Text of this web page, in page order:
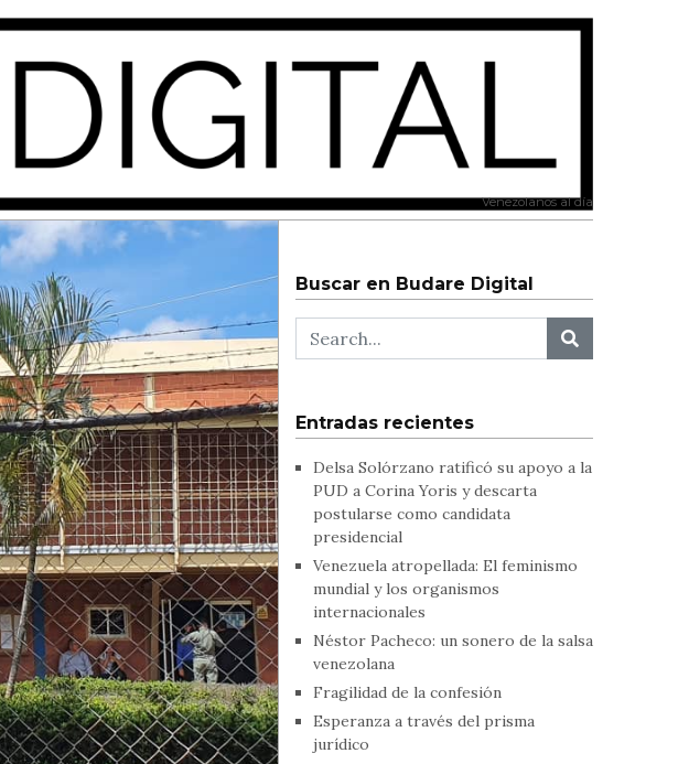
Venezolanos al día
Buscar en Budare Digital
Entradas recientes
Delsa Solórzano ratificó su apoyo a la
PUD a Corina Yoris y descarta
postularse como candidata
presidencial
Venezuela atropellada: El feminismo
mundial y los organismos
internacionales
Néstor Pacheco: un sonero de la salsa
venezolana
Fragilidad de la confesión
Esperanza a través del prisma
jurídico